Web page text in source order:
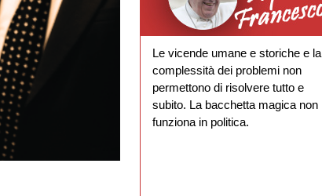
Le vicende umane e storiche e la
complessità dei problemi non
permettono di risolvere tutto e
subito. La bacchetta magica non
funziona in politica.